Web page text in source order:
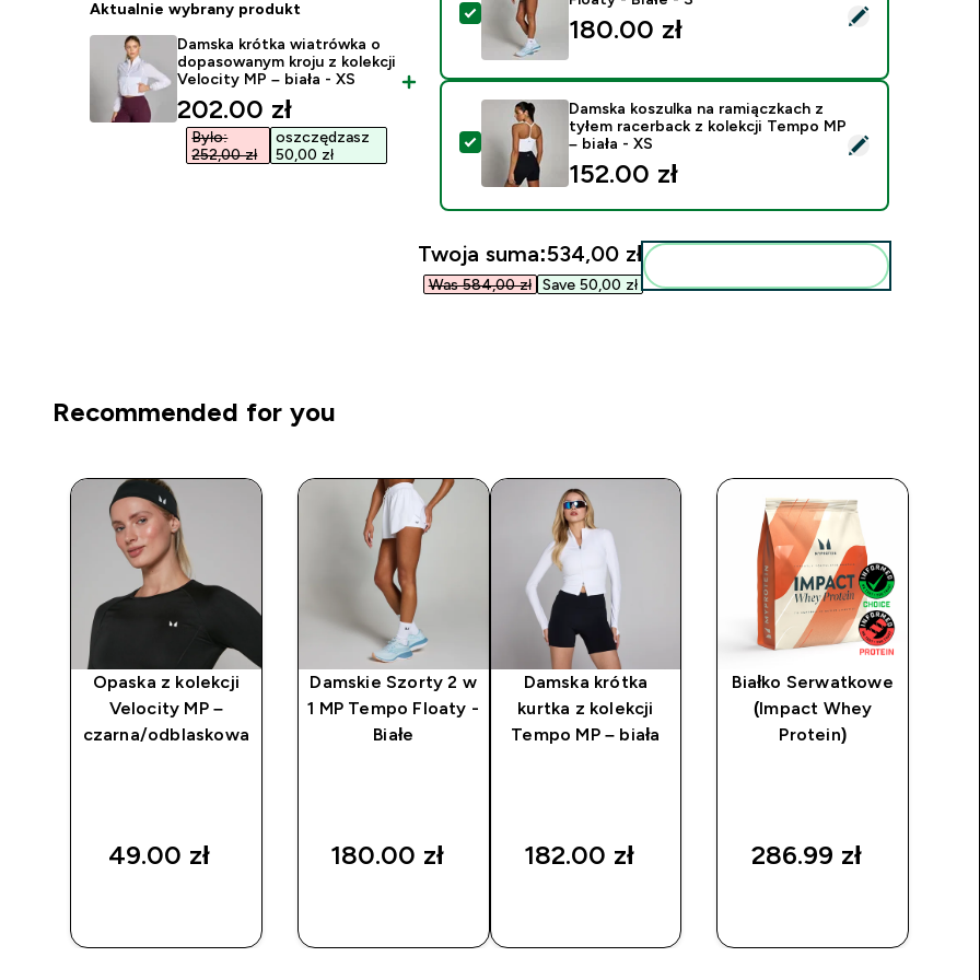
Aktualnie wybrany produkt
Damska krótka wiatrówka o
dopasowanym kroju z kolekcji
Velocity MP – biała - XS
discounted price
202.00 zł‎
Było:
252,00 zł‎
oszczędzasz
50,00 zł‎
Wybierz ten produkt - Damskie Szorty 2 w 1 MP Tempo Floaty -
180.00 zł‎
Wybierz ten produkt - Damska koszulka na ramiączkach z
Damska koszulka na ramiączkach z
tyłem racerback z kolekcji Tempo MP
– biała - XS
152.00 zł‎
Twoja suma:534,00 zł‎
Was 584,00 zł‎ Save 50,00 zł‎
Recommended for you
Opaska z kolekcji
Velocity MP –
czarna/odblaskowa
49.00 zł‎
Damskie Szorty 2 w
1 MP Tempo Floaty -
Białe
180.00 zł‎
Damska krótka
kurtka z kolekcji
Tempo MP – biała
182.00 zł‎
Białko Serwatkowe
(Impact Whey
Protein)
286.99 zł‎